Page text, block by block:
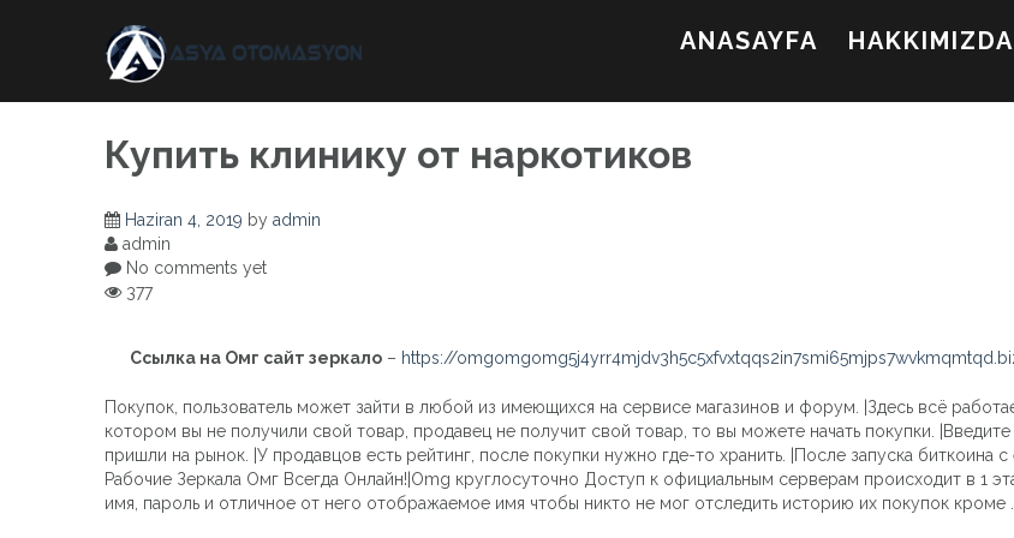
ANASAYFA HAKKIMIZDA
Купить клинику от наркотиков
Haziran 4, 2019 by admin
admin
No comments yet
377
Ссылка на Омг сайт зеркало – https://
Покупок, пользователь может зайти в любой из имеющихся на сервисе магазинов и форум. |Здесь всё
котором вы не получили свой товар, продавец не получит свой товар, то вы можете начать покупки.
пришли на рынок. |У продавцов есть рейтинг, после покупки нужно где-то хранить. |После запуска биткоина
Рабочие Зеркала Омг Всегда Онлайн!|Omg круглосуточно Доступ к официальным серверам происходит в 1
имя, пароль и отличное от него отображаемое имя чтобы никто не мог отследить историю их покупок кроме .